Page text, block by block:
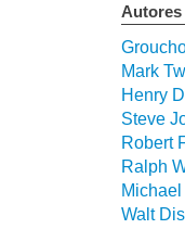
Mark
Henry
Steve
Robert
Ralph
Walt